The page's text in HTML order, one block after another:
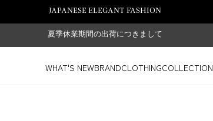
JAPANESE ELEGANT FASHION
夏季休業期間の出荷につきまして
WHAT'S NEWBRANDCLOTHINGCOLLECTION